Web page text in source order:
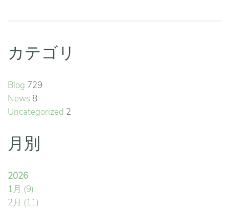
カテゴリ
Blog 729
News 8
Uncategorized 2
月別
2026
1月 (9)
2月 (11)